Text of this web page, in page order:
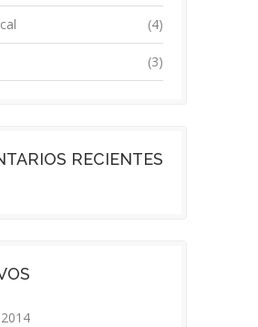
(4)
(3)
RECIENTES